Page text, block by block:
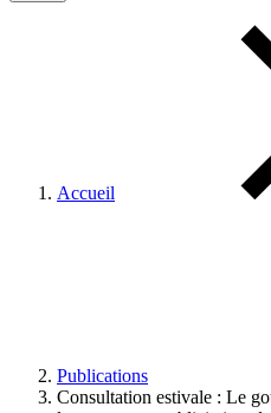
Accueil
Publications
Consultation estivale : Le